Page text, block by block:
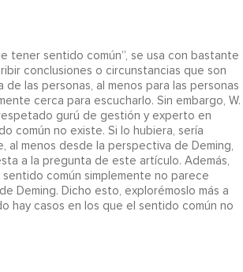
tener sentido común”, se usa con bastante
conclusiones o circunstancias que son
de las personas, al menos para las personas
cerca para escucharlo. Sin embargo, W.
gurú de gestión y experto en
común no existe. Si lo hubiera, sería
al menos desde la perspectiva de Deming,
a la pregunta de este artículo. Además,
común simplemente no parece
Deming. Dicho esto, explorémoslo más a
hay casos en los que el sentido común no